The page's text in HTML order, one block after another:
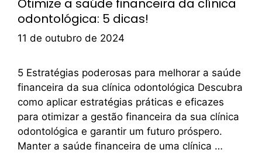
Otimize a saúde financeira da clínica
odontológica: 5 dicas!
11 de outubro de 2024
5 Estratégias poderosas para melhorar a saúde
financeira da sua clínica odontológica Descubra
como aplicar estratégias práticas e eficazes
para otimizar a gestão financeira da sua clínica
odontológica e garantir um futuro próspero.
Manter a saúde financeira de uma clínica …